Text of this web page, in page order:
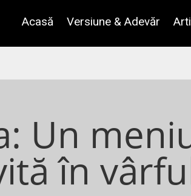
Acasă Versiune & Adevăr
Un
în